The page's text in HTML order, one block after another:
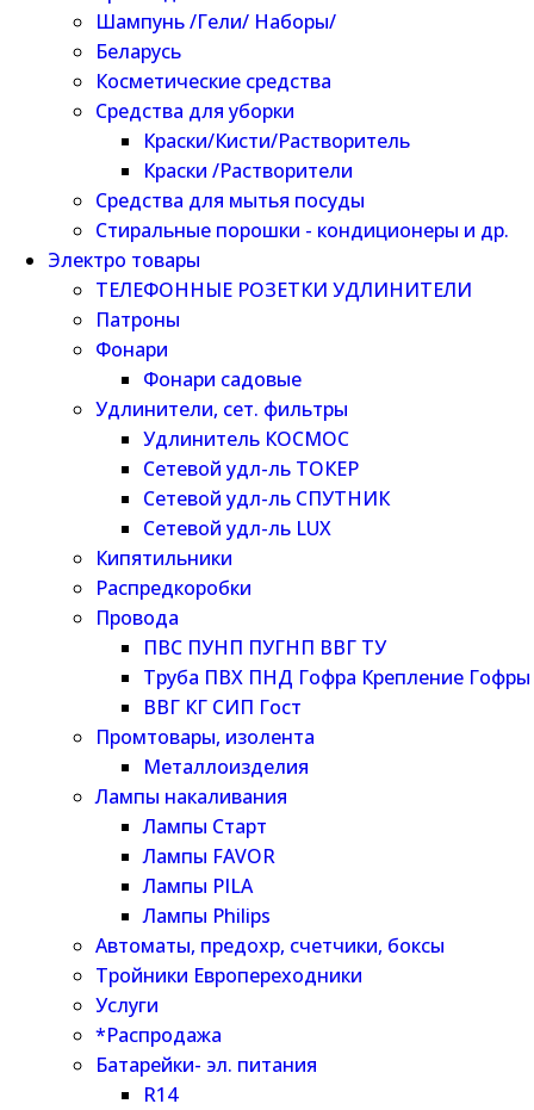
Шампунь /Гели/ Наборы/
Беларусь
Косметические средства
Средства для уборки
Краски/Кисти/Растворитель
Краски /Растворители
Средства для мытья посуды
Стиральные порошки - кондиционеры и др.
Электро товары
ТЕЛЕФОННЫЕ РОЗЕТКИ УДЛИНИТЕЛИ
Патроны
Фонари
Фонари садовые
Удлинители, сет. фильтры
Удлинитель КОСМОС
Сетевой удл-ль ТОКЕР
Сетевой удл-ль СПУТНИК
Сетевой удл-ль LUX
Кипятильники
Распредкоробки
Провода
ПВС ПУНП ПУГНП ВВГ ТУ
Труба ПВХ ПНД Гофра Крепление Гофры
ВВГ КГ СИП Гост
Промтовары, изолента
Металлоизделия
Лампы накаливания
Лампы Старт
Лампы FAVOR
Лампы PILA
Лампы Philips
Автоматы, предохр, счетчики, боксы
Тройники Европереходники
Услуги
*Распродажа
Батарейки- эл. питания
R14